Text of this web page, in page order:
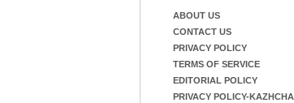
ABOUT US
CONTACT US
PRIVACY POLICY
TERMS OF SERVICE
EDITORIAL POLICY
PRIVACY POLICY-KAZHCHA